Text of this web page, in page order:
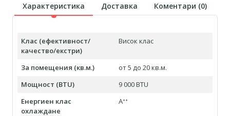
Характеристика Доставка Коментари (0)
Клас (ефективност/
качество/екстри)
Висок клас
За помещения (кв.м.)
от 5 до 20 кв.м.
Мощност (BTU)
9 000 BTU
Енергиен клас
охлаждане
Aᐩᐩ